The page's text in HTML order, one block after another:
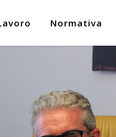
Normativa